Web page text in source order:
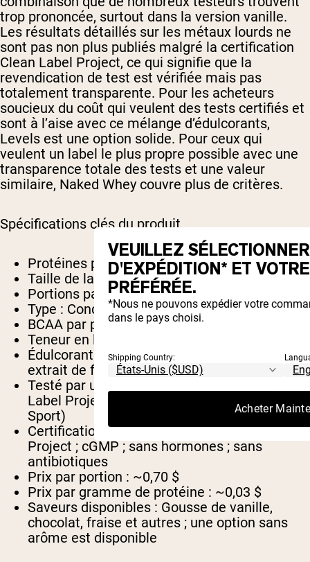
trop prononcée, surtout dans la version vanille.
Les résultats détaillés sur les métaux lourds ne
sont pas non plus publiés malgré la certification
Clean Label Project, ce qui signifie que la
revendication de test est vérifiée mais pas
totalement transparente. Pour les acheteurs
soucieux du coût qui veulent des tests certifiés et
sont à l’aise avec ce mélange d’édulcorants,
Levels est une option solide. Pour ceux qui
veulent un label le plus propre possible avec une
transparence totale des tests et une valeur
similaire, Naked Whey couvre plus de critères.
Spécifications clés du produit
Protéines par portion :24g
Taille de la portion :32 g (1 dose)
Portions par contenant :~71 (sac de 5 lb)
Type : Concentré de protéine de lactosérum
BCAA par portion :5,4 g (déclaré)
Teneur en leucine :
Édulcorant :
Extrait de feuille de stévia +
extrait de fruit du moine
Testé par un tiers :
Label Project ; installation certifiée Informed
Sport)
Certifications :Prix Pureté du Clean Label
Project ; cGMP ; sans hormones ; sans
antibiotiques
Prix par portion : ~0,70 $
Prix par gramme de protéine : ~0,03 $
Saveurs disponibles : Gousse de vanille,
chocolat, fraise et autres ; une option sans
arôme est disponible
VEUILLEZ
D'EXPÉDITION* ET
PRÉFÉRÉE.
*Nous ne pouvons expédier votre
dans le pays choisi.
Shipping Country:
Acheter